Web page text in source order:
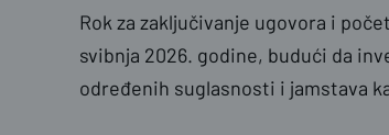
Rok za zaključivanje ugovora i
svibnja 2026. godine, budući da
određenih suglasnosti i jamstava